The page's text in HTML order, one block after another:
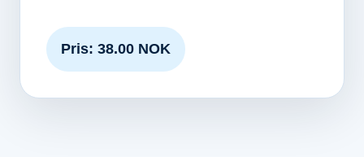
Pris: 38.00 NOK